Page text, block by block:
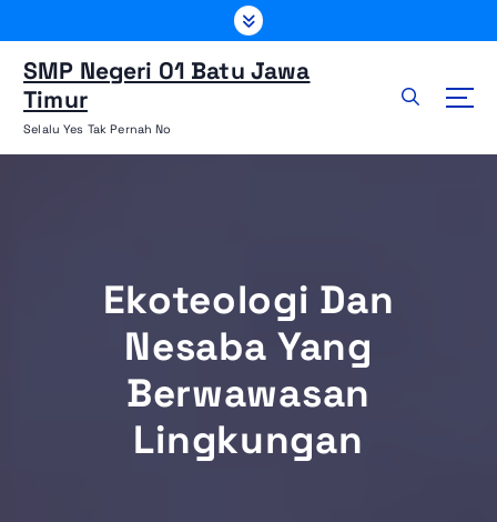
e
SMP Negeri 01 Batu Jawa
Timur
Selalu Yes Tak Pernah No
Ekoteologi Dan
Nesaba Yang
Berwawasan
Lingkungan